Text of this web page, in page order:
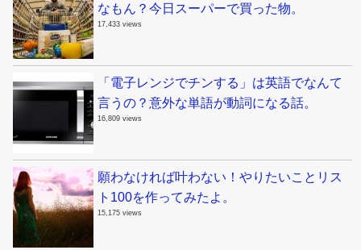
なもん？今日スーパーで買った物。
17,433 views
「電子レンジでチンする」は英語でなんて
言うの？意外な単語が動詞になる話。
16,809 views
願わなければ叶わない！やりたいことリス
ト100を作ってみたよ。
15,175 views